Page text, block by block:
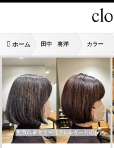
ホーム 田中 将洋 カラー